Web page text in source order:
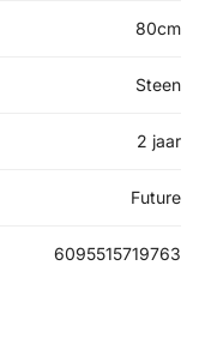
80cm
Steen
2 jaar
Future
6095515719763